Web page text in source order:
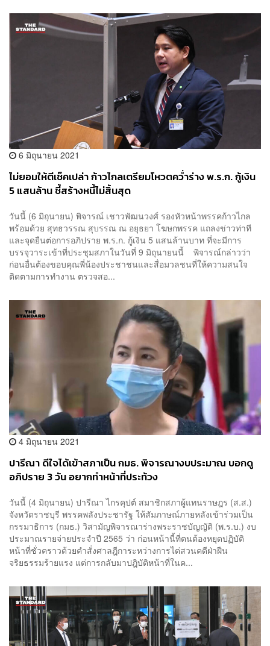
6 มิถุนายน 2021
ไม่ยอมให้ตีเช็คเปล่า ก้าวไกลเตรียมโหวตคว่ำร่าง พ.ร.ก. กู้เงิน
5 แสนล้าน ชี้สร้างหนี้ไม่สิ้นสุด
วันนี้ (6 มิถุนายน) พิจารณ์​ เชาวพัฒนวงศ์​ รองหัวหน้าพรรคก้าวไกล​
พร้อมด้วย สุทธวรรณ สุบรรณ ณ อยุธยา โฆษกพรรค แถลงข่าวท่าที
และจุดยืนต่อการอภิปราย พ.ร.ก. กู้เงิน 5 แสนล้าน​บาท ที่จะมีการ
บรรจุวาระเข้าที่ประชุมสภาในวันที่ 9 ​มิถุนายนนี้​ พิจารณ์กล่าวว่า
ก่อนอื่นต้องขอบคุณพี่น้องประชาชนและสื่อมวลชนที่ให้ความสนใจ
ติดตามการทำงาน ตรวจสอ...
4 มิถุนายน 2021
ปารีณา ดีใจได้เข้าสภาเป็น กมธ. พิจารณางบประมาณ บอกดู
อภิปราย 3 วัน อยากทำหน้าที่ประท้วง
วันนี้ (4 มิถุนายน) ปารีณา ไกรคุปต์ สมาชิกสภาผู้แทนราษฎร (ส.ส.)
จังหวัดราชบุรี พรรคพลังประชารัฐ ให้สัมภาษณ์ภายหลังเข้าร่วมเป็น
กรรมาธิการ (กมธ.) วิสามัญพิจารณาร่างพระราชบัญญัติ (พ.ร.บ.) งบ
ประมาณรายจ่ายประจำปี 2565 ว่า ก่อนหน้านี้ที่ตนต้องหยุดปฏิบัติ
หน้าที่ชั่วคราวด้วยคำสั่งศาลฎีการะหว่างการไต่สวนคดีฝ่าฝืน
จริยธรรมร้ายแรง แต่การกลับมาปฎิบัติหน้าที่ในค...